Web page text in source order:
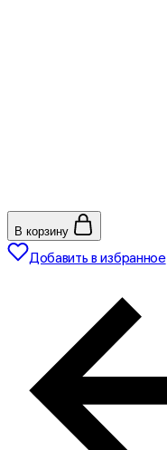
В корзину
Добавить в избранное